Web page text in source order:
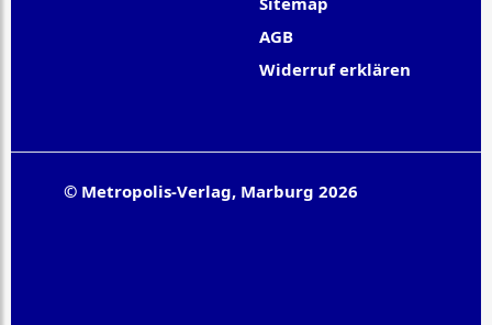
AGB
Widerruf erklären
© Metropolis-Verlag, Marburg 2026